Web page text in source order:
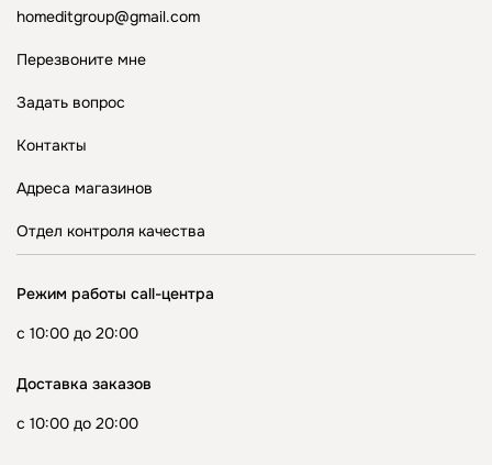
homeditgroup@gmail.com
Перезвоните мне
Задать вопрос
Контакты
Адреса магазинов
Отдел контроля качества
Режим работы call-центра
с 10:00 до 20:00
Доставка заказов
с 10:00 до 20:00